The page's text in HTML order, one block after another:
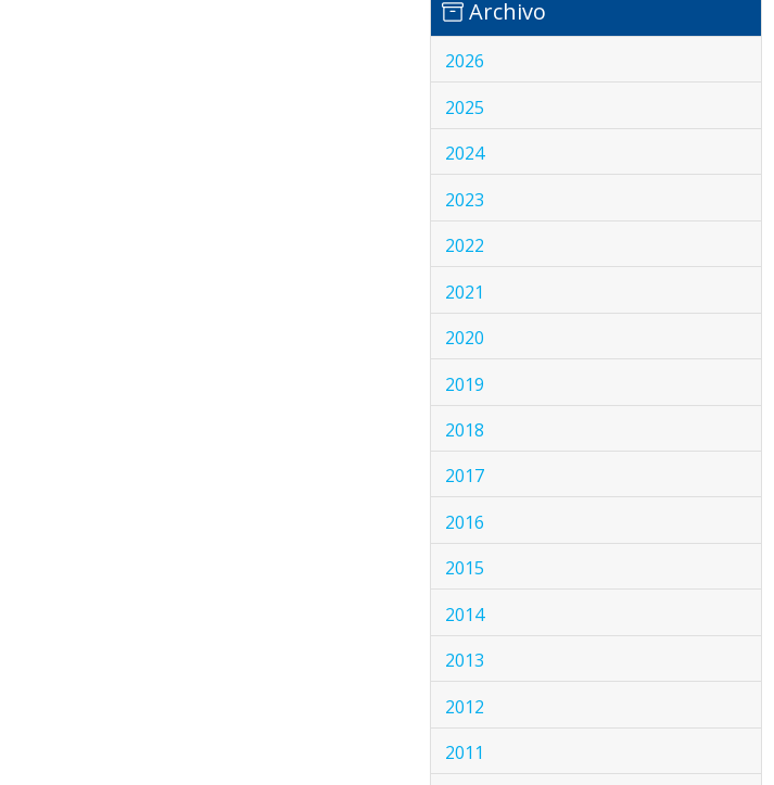
Archivo
2026
2025
2024
2023
2022
2021
2020
2019
2018
2017
2016
2015
2014
2013
2012
2011